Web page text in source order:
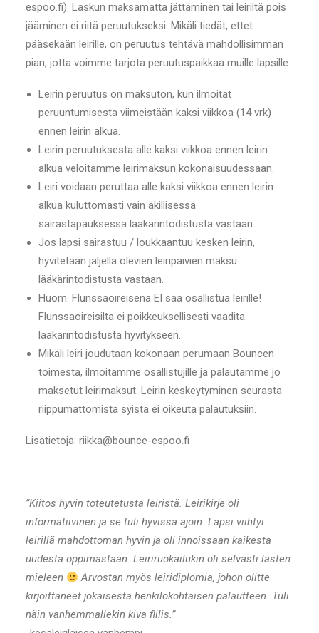
espoo.fi). Laskun maksamatta jättäminen tai leiriltä pois
jääminen ei riitä peruutukseksi. Mikäli tiedät, ettet
pääsekään leirille, on peruutus tehtävä mahdollisimman
pian, jotta voimme tarjota peruutuspaikkaa muille lapsille.
Leirin peruutus on maksuton, kun ilmoitat
peruuntumisesta viimeistään kaksi viikkoa (14 vrk)
ennen leirin alkua.
Leirin peruutuksesta alle kaksi viikkoa ennen leirin
alkua veloitamme leirimaksun kokonaisuudessaan.
Leiri voidaan peruttaa alle kaksi viikkoa ennen leirin
alkua kuluttomasti vain äkillisessä
sairastapauksessa lääkärintodistusta vastaan.
Jos lapsi sairastuu / loukkaantuu kesken leirin,
hyvitetään jäljellä olevien leiripäivien maksu
lääkärintodistusta vastaan.
Huom. Flunssaoireisena EI saa osallistua leirille!
Flunssaoireisilta ei poikkeuksellisesti vaadita
lääkärintodistusta hyvitykseen.
Mikäli leiri joudutaan kokonaan perumaan Bouncen
toimesta, ilmoitamme osallistujille ja palautamme jo
maksetut leirimaksut. Leirin keskeytyminen seurasta
riippumattomista syistä ei oikeuta palautuksiin.
Lisätietoja: riikka@bounce-espoo.fi
”Kiitos hyvin toteutetusta leiristä. Leirikirje oli
informatiivinen ja se tuli hyvissä ajoin. Lapsi viihtyi
leirillä mahdottoman hyvin ja oli innoissaan kaikesta
uudesta oppimastaan. Leiriruokailukin oli selvästi lasten
mieleen
Arvostan myös leiridiplomia, johon olitte
kirjoittaneet jokaisesta henkilökohtaisen palautteen. Tuli
näin vanhemmallekin kiva fiilis.”